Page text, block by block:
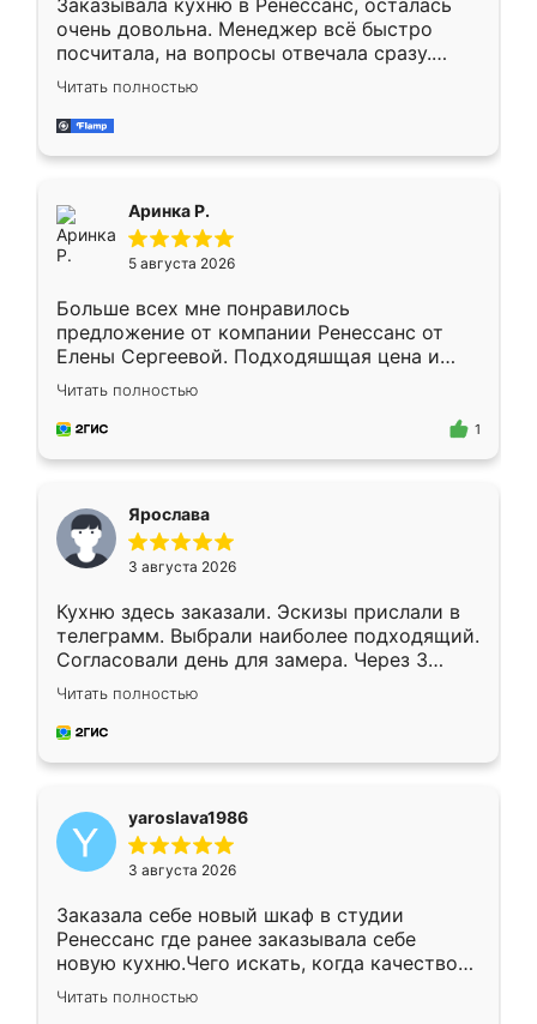
Заказывала кухню в Ренессанс, осталась
очень довольна. Менеджер всё быстро
посчитала, на вопросы отвечала сразу.
Замерщик приехал в субботу, подошёл к
делу со всей ответственностью. Собрали
за день, ребята работали аккуратно, даже
Читать полностью
Аринка Р.
5 августа 2026
Больше всех мне понравилось
предложение от компании Ренессанс от
Елены Сергеевой. Подходяшщая цена и
короткие сроки изготовления. Приехавший
для замера сотрудник Владислав
предложил по моему эскизу самый
Читать полностью
1
Ярослава
3 августа 2026
Кухню здесь заказали. Эскизы прислали в
телеграмм. Выбрали наиболее подходящий.
Согласовали день для замера. Через 3
недели кухня была уже готова. Остались
довольны работой. Спасибо Ренессанс
мебель за качественную работу!
Читать полностью
yaroslava1986
3 августа 2026
Заказала себе новый шкаф в студии
Ренессанс где ранее заказывала себе
новую кухню.Чего искать, когда качеством
вполне довольна. Служит кухня уже почти
два года, нареканий нет.
Читать полностью